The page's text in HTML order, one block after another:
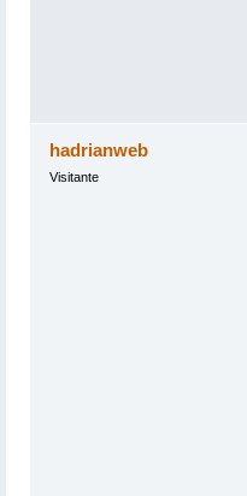
hadrianweb
Visitante